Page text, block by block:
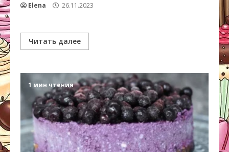
Elena 26.11.2023
Читать далее
1 мин чтения